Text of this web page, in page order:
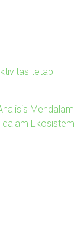
tetap
Mendalam
Ekosistem